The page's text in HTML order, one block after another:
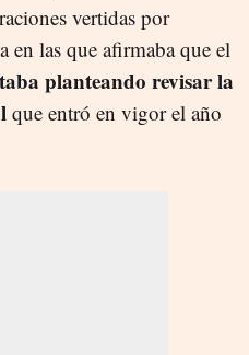
vertidas por
en las que afirmaba que el
planteando revisar la
que entró en vigor el año